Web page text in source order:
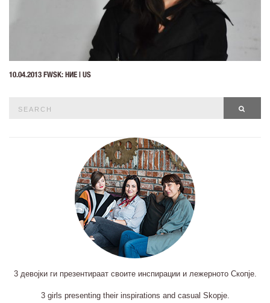
10.04.2013 FWSK: НИЕ | US
3 девојки ги презентираат своите инспирации и лежерното Скопје.
3 girls presenting their inspirations and casual Skopje.